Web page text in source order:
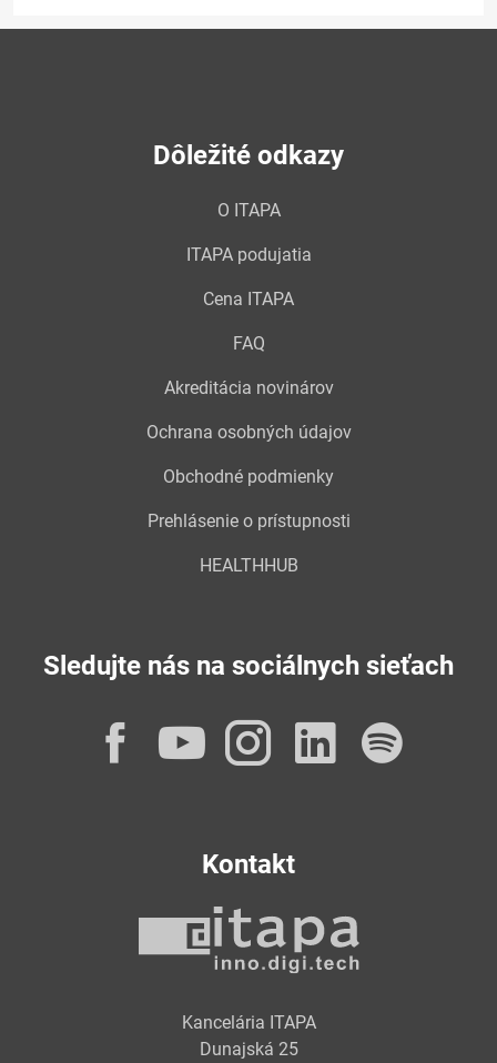
Dôležité odkazy
O ITAPA
ITAPA podujatia
Cena ITAPA
FAQ
Akreditácia novinárov
Ochrana osobných údajov
Obchodné podmienky
Prehlásenie o prístupnosti
HEALTHHUB
Sledujte nás na sociálnych sieťach
Facebook
YouTube
Instagram
Kontakt
Kancelária ITAPA
Dunajská 25